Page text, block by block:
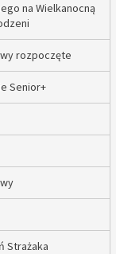
na Wielkanocną
rozpoczęte
Senior+
Strażaka